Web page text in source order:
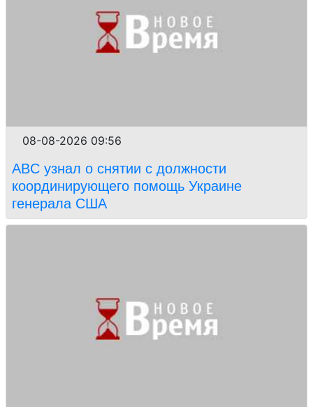
08-08-2026 09:56
ABC узнал о снятии с должности
координирующего помощь Украине
генерала США